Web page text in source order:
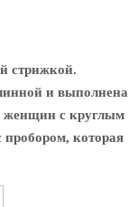
стрижкой.
и выполнена
женщин с круглым
которая